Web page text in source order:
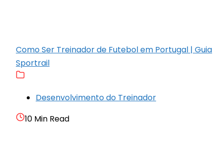
Como Ser Treinador de Futebol em Portugal | Guia
Sportrail
Desenvolvimento do Treinador
10 Min Read